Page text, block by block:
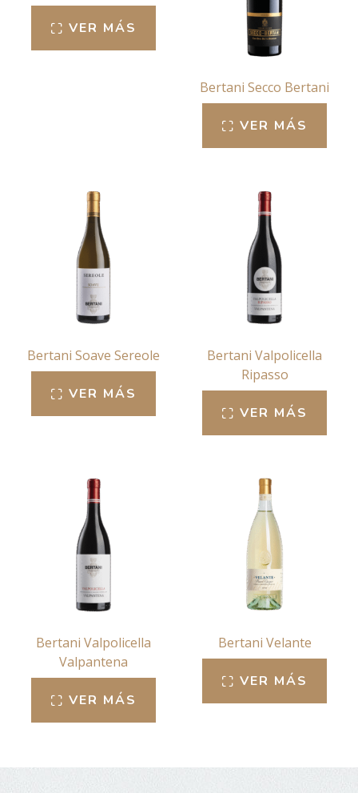
VER MÁS
Bertani Secco Bertani
VER MÁS
Bertani Soave Sereole
VER MÁS
Bertani Valpolicella
Ripasso
VER MÁS
Bertani Valpolicella
Valpantena
VER MÁS
Bertani Velante
VER MÁS